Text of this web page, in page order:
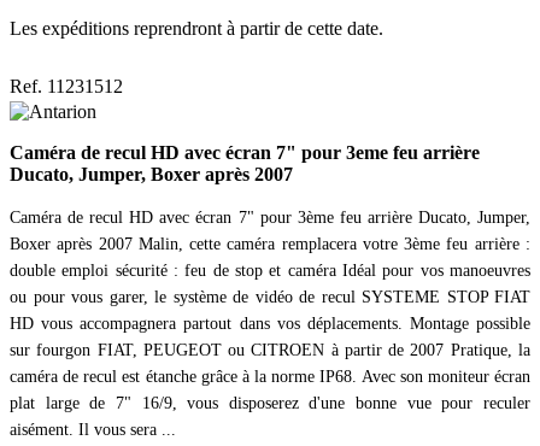
Les expéditions reprendront à partir de cette date.
Ref. 11231512
Caméra de recul HD avec écran 7" pour 3eme feu arrière
Ducato, Jumper, Boxer après 2007
Caméra de recul HD avec écran 7" pour 3ème feu arrière Ducato, Jumper,
Boxer après 2007 Malin, cette caméra remplacera votre 3ème feu arrière :
double emploi sécurité : feu de stop et caméra Idéal pour vos manoeuvres
ou pour vous garer, le système de vidéo de recul SYSTEME STOP FIAT
HD vous accompagnera partout dans vos déplacements. Montage possible
sur fourgon FIAT, PEUGEOT ou CITROEN à partir de 2007 Pratique, la
caméra de recul est étanche grâce à la norme IP68. Avec son moniteur écran
plat large de 7" 16/9, vous disposerez d'une bonne vue pour reculer
aisément. Il vous sera ...